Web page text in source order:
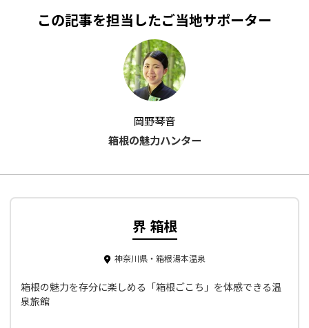
この記事を担当したご当地サポーター
岡野琴音
箱根の魅力ハンター
界 箱根
神奈川県・箱根湯本温泉
箱根の魅力を存分に楽しめる「箱根ごこち」を体感できる温
泉旅館